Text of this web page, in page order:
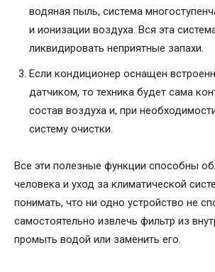
водяная пыль, система
и ионизации воздуха. Вся эта
ликвидировать неприятные запахи.
Если кондиционер оснащен
датчиком, то техника будет сама
состав воздуха и, при
систему очистки.
Все эти полезные функции способны
человека и уход за климатической
понимать, что ни одно устройство не
самостоятельно извлечь фильтр из
промыть водой или заменить его.